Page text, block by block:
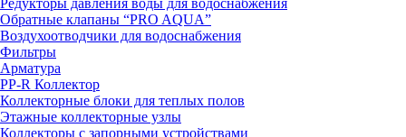
Обратные клапаны “PRO AQUA”
Воздухоотводчики для водоснабжения
Фильтры
Арматура
PP-R Коллектор
Коллекторные блоки для теплых полов
Этажные коллекторные узлы
Коллекторы с запорными устройствами